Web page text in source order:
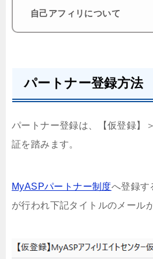
自己アフィリについて
パートナー登録方法
パートナー登録は、【仮登録】
証を踏みます。
MyASPパートナー制度へ登録す
が行われ下記タイトルのメール